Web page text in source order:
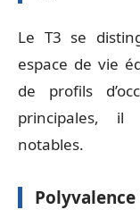
Le T3 se
espace de vie
de profils
principales, il
notables.